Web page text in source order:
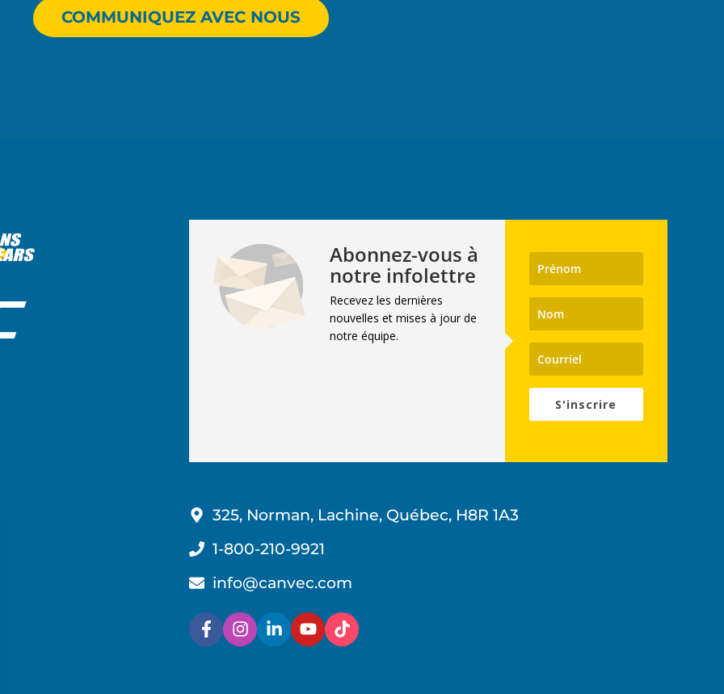
COMMUNIQUEZ AVEC NOUS
Abonnez-vous à
notre infolettre
Recevez les dernières
nouvelles et mises à jour de
notre équipe.
S'inscrire
325, Norman, Lachine, Québec, H8R 1A3
1-800-210-9921
info@canvec.com